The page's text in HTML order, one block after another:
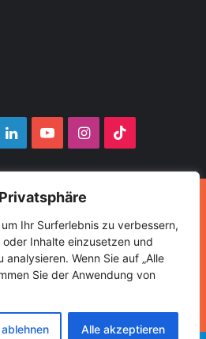
Ihr Surferlebnis zu verbessern,
Inhalte einzusetzen und
Wenn Sie auf „Alle
Sie der Anwendung von
Alle akzeptieren
LinkedInYouTubeInstagram
Rights Reserved Muhabirce
Ekonomi
Gurbette Bir Ömür
Spor Turizm